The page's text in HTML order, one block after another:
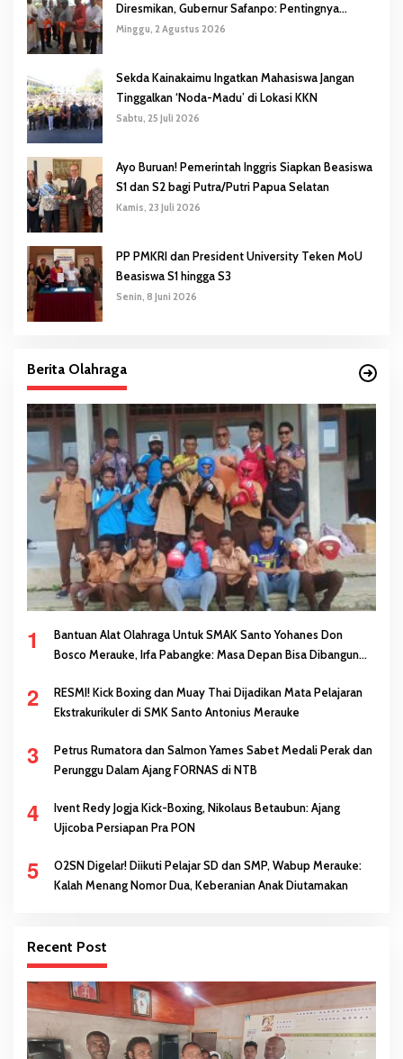
Diresmikan, Gubernur Safanpo: Pentingnya
Pendidikan Karakter
Minggu, 2 Agustus 2026
Sekda Kainakaimu Ingatkan Mahasiswa Jangan
Tinggalkan ‘Noda-Madu’ di Lokasi KKN
Sabtu, 25 Juli 2026
Ayo Buruan! Pemerintah Inggris Siapkan Beasiswa
S1 dan S2 bagi Putra/Putri Papua Selatan
Kamis, 23 Juli 2026
PP PMKRI dan President University Teken MoU
Beasiswa S1 hingga S3
Senin, 8 Juni 2026
Berita Olahraga
1
Bantuan Alat Olahraga Untuk SMAK Santo Yohanes Don
Bosco Merauke, Irfa Pabangke: Masa Depan Bisa Dibangun
2
RESMI! Kick Boxing dan Muay Thai Dijadikan Mata Pelajaran
Ekstrakurikuler di SMK Santo Antonius Merauke
3
Petrus Rumatora dan Salmon Yames Sabet Medali Perak dan
Perunggu Dalam Ajang FORNAS di NTB
4
Ivent Redy Jogja Kick-Boxing, Nikolaus Betaubun: Ajang
Ujicoba Persiapan Pra PON
5
O2SN Digelar! Diikuti Pelajar SD dan SMP, Wabup Merauke:
Kalah Menang Nomor Dua, Keberanian Anak Diutamakan
Recent Post